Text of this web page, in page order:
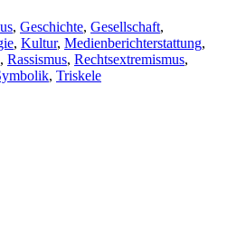
, Geschichte, Gesellschaft,
, Kultur, Medienberichterstattung,
, Rassismus, Rechtsextremismus,
, Triskele